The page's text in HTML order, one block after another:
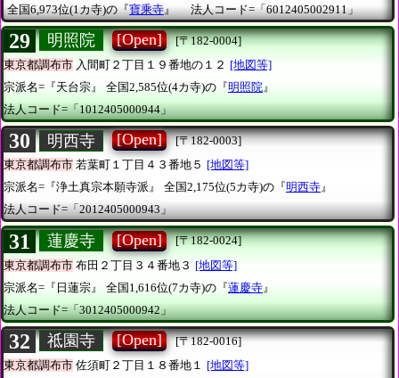
全国6,973位(1カ寺)の『寶乘寺』 法人コード=「6012405002911」
29 明照院 [Open]
[〒182-0004]
東京都調布市 入間町２丁目１９番地の１２ [地図等]
宗派名=『天台宗』
全国2,585位(4カ寺)の『明照院 』
法人コード=「1012405000944」
30 明西寺 [Open]
[〒182-0003]
東京都調布市 若葉町１丁目４３番地５ [地図等]
宗派名=『浄土真宗本願寺派』
全国2,175位(5カ寺)の『明西寺』
法人コード=「2012405000943」
31 蓮慶寺 [Open]
[〒182-0024]
東京都調布市 布田２丁目３４番地３ [地図等]
宗派名=『日蓮宗』
全国1,616位(7カ寺)の『蓮慶寺 』
法人コード=「3012405000942」
32 祗園寺 [Open]
[〒182-0016]
東京都調布市 佐須町２丁目１８番地１
[地図等]